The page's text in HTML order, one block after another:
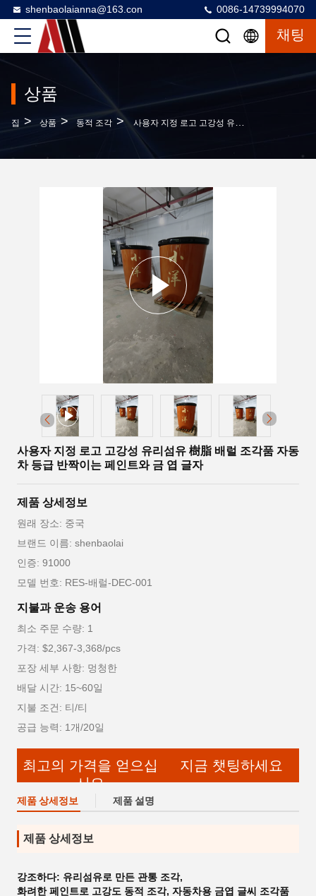
shenbaolaianna@163.con 0086-14739994070
채팅
상품
집 > 상품 > 동적 조각 > 사용자 지정 로고 고강성 유리섬유 樹脂 배럴 조각품 자동차 등급 반짝이는 페인트와 금 엽 글자
사용자 지정 로고 고강성 유리섬유 樹脂 배럴 조각품 자동
차 등급 반짝이는 페인트와 금 엽 글자
제품 상세정보
원래 장소: 중국
브랜드 이름: shenbaolai
인증: 91000
모델 번호: RES-배럴-DEC-001
지불과 운송 용어
최소 주문 수량: 1
가격: $2,367-3,368/pcs
포장 세부 사항: 멍청한
배달 시간: 15~60일
지불 조건: 티/티
공급 능력: 1개/20일
최고의 가격을 얻으십
시오
지금 챗팅하세요
제품 상세정보 제품 설명
제품 상세정보
강조하다: 유리섬유로 만든 관통 조각,
화려한 페인트로 고강도 동적 조각, 자동차용 금엽 글씨 조각품